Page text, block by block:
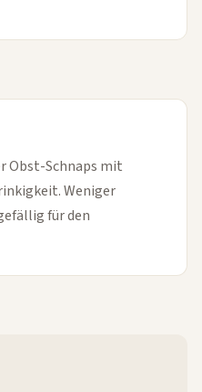
Obst-Schnaps mit
Weniger
für den